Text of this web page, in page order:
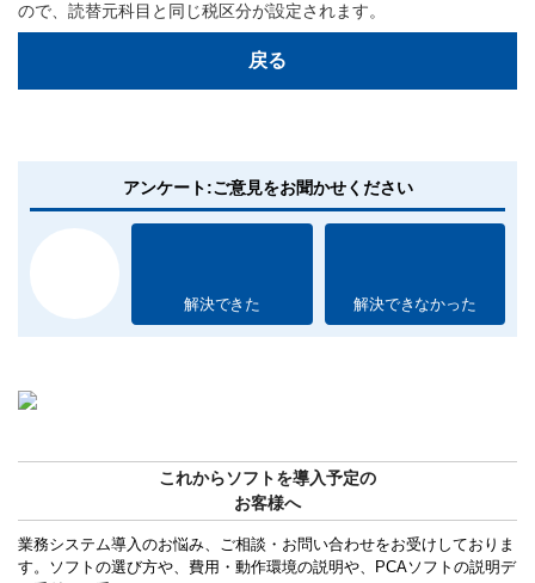
ので、読替元科目と同じ税区分が設定されます。
戻る
アンケート:ご意見をお聞かせください
解決できた 解決できなかった
これからソフトを導入予定の
お客様へ
業務システム導入のお悩み、ご相談・お問い合わせをお受けしておりま
す。ソフトの選び方や、費用・動作環境の説明や、PCAソフトの説明デ